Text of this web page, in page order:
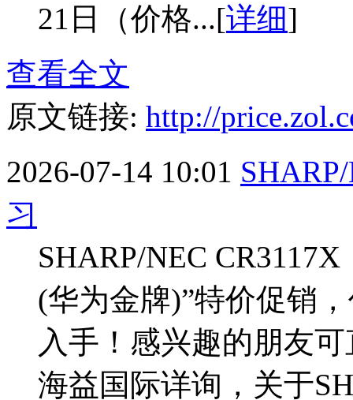
21日（价格...[详细]
查看全文
原文链接: http://
2026-07-14 10:01
习
SHARP/NEC
(华为金牌)”特价促销
入手！感兴趣的朋友
海益国际详询，关于